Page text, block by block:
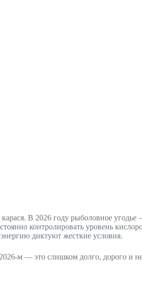
В 2026 году рыболовное
контролировать уровень
диктуют жесткие условия.
м — это слишком долго, дорого и